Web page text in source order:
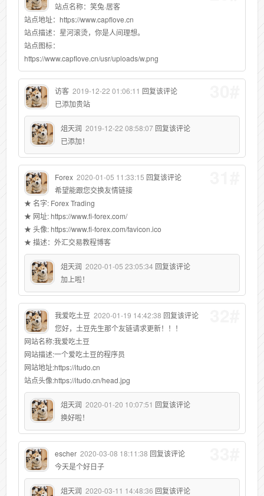
站点名称：笑兔·居客
站点地址：https://www.capflove.cn
站点描述：星河滚烫，你是人间理想。
站点图标：
https://www.capflove.cn/usr/uploads/w.png
访客 2019-12-22 01:06:11 回复该评论
已添加贵站
俎天润 2019-12-22 08:58:07 回复该评论
已添加！
Forex 2020-01-05 11:33:15 回复该评论
希望能跟您交换友情链接
★ 名字: Forex Trading
★ 网址: https://www.fi-forex.com/
★ 头像: https://www.fi-forex.com/favicon.ico
★ 描述：外汇交易教程博客
俎天润 2020-01-05 23:05:34 回复该评论
加上啦！
我爱吃土豆 2020-01-19 14:42:38 回复该评论
您好，土豆先生那个友链请求更新！！！
网站名称:我爱吃土豆
网站描述:一个爱吃土豆的程序员
网站地址:https://itudo.cn
站点头像:https://itudo.cn/head.jpg
俎天润 2020-01-20 10:07:51 回复该评论
换好啦！
escher 2020-03-08 18:11:38 回复该评论
今天是个好日子
俎天润 2020-03-11 14:48:36 回复该评论